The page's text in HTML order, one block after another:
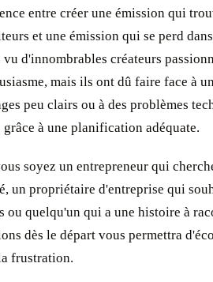
entre créer une émission qui
et une émission qui se perd
vu d'innombrables créateurs
mais ils ont dû faire face à
peu clairs ou à des problèmes
grâce à une planification adéquate.
soyez un entrepreneur qui
un propriétaire d'entreprise qui
ou quelqu'un qui a une histoire à
dès le départ vous permettra
frustration.